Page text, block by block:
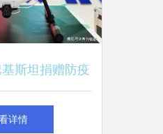
斯坦捐赠防疫
动智能无人飞
详情